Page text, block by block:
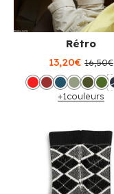
Rétro
13,20€ 16,50€
+1couleurs